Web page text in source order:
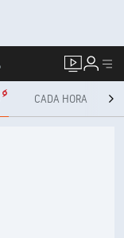
CADA HORA